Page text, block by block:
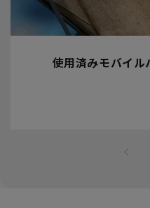
使用済みモバイル